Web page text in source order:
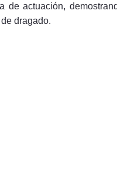
de actuación,
dragado.